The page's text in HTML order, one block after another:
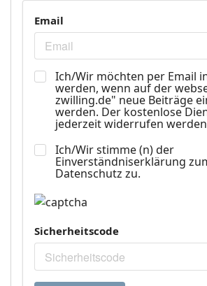
Email
Ich/Wir möchten per Email
werden, wenn auf der
zwilling.de" neue Beiträge
werden. Der kostenlose
jederzeit widerrufen
Ich/Wir stimme (n) der
Einverständniserklärung
Datenschutz zu.
Sicherheitscode